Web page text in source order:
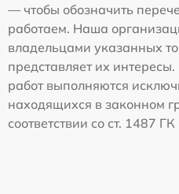
— чтобы обозначить
работаем. Наша
владельцами указанных
представляет их
работ выполняются
находящихся в законном
соответствии со ст. 1487